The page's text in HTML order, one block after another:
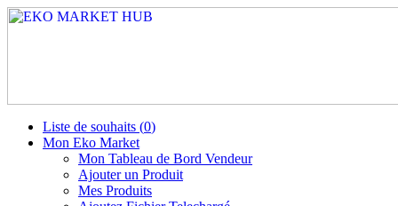
Liste de souhaits (0)
Mon Eko Market
Mon Tableau de Bord Vendeur
Ajouter un Produit
Mes Produits